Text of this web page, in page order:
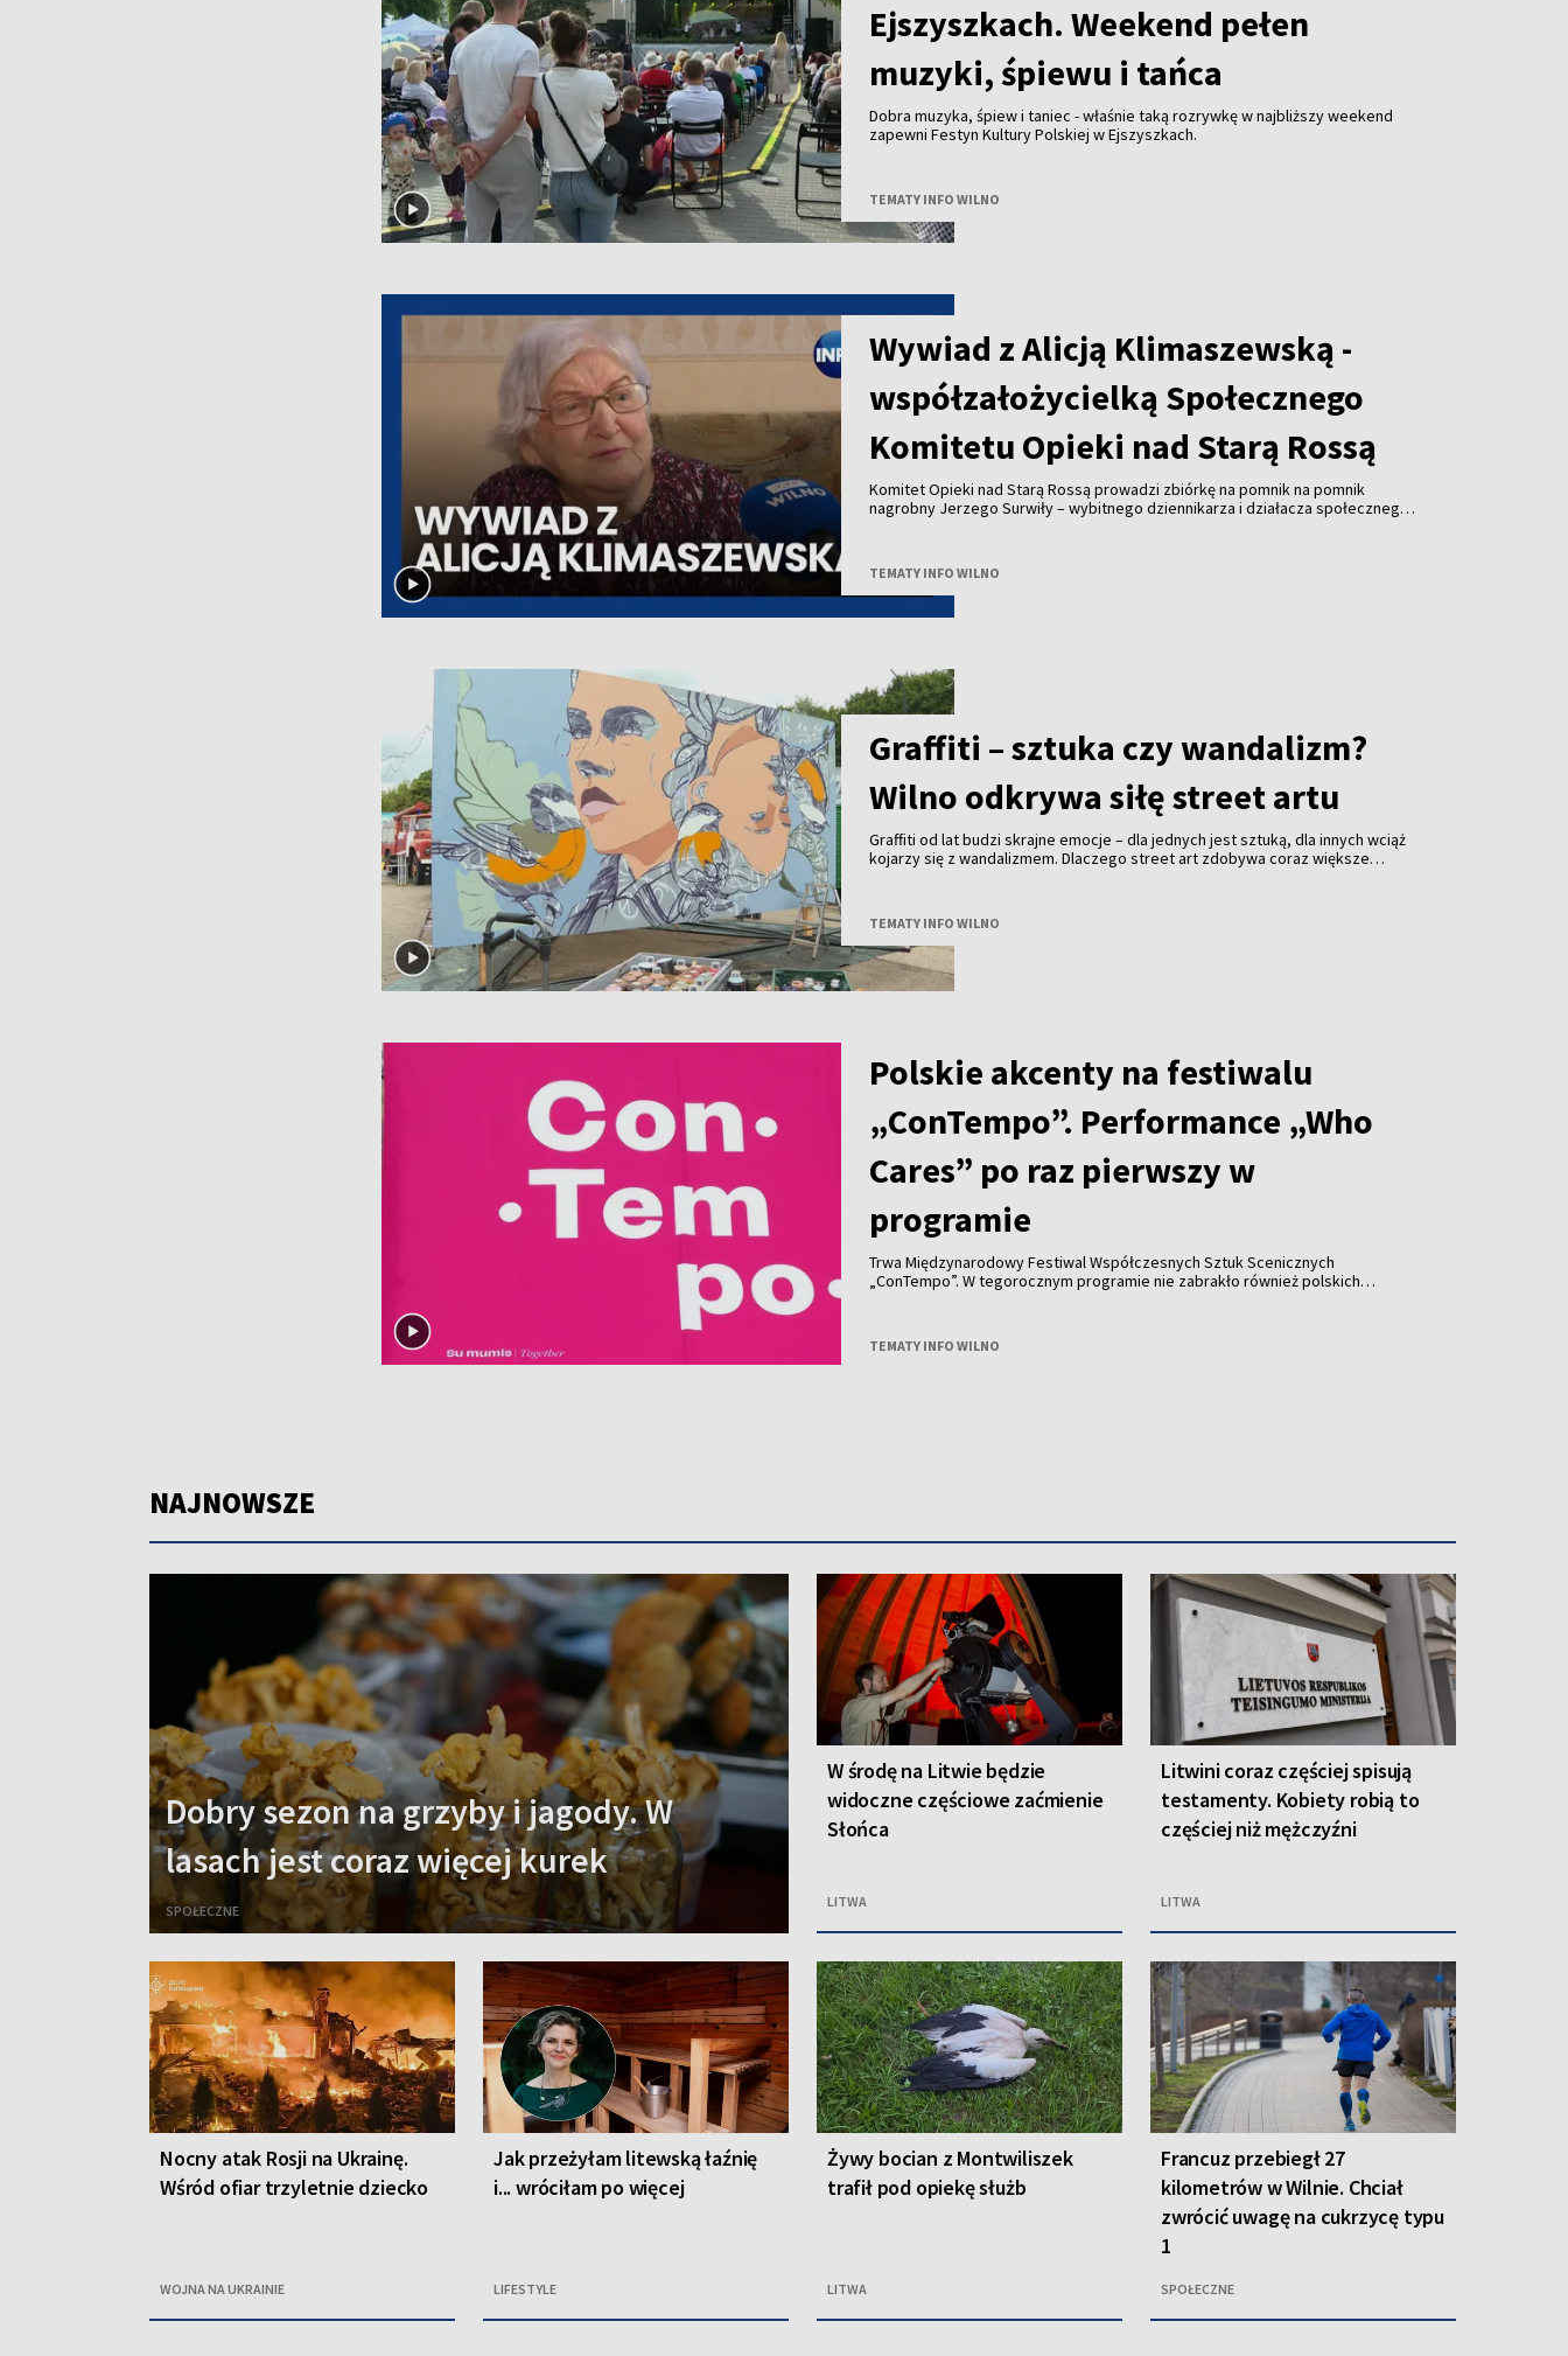
Ejszyszkach. Weekend pełen
muzyki, śpiewu i tańca
Dobra muzyka, śpiew i taniec - właśnie taką rozrywkę w najbliższy weekend
zapewni Festyn Kultury Polskiej w Ejszyszkach.
TEMATY INFO WILNO
Wywiad z Alicją Klimaszewską -
współzałożycielką Społecznego
Komitetu Opieki nad Starą Rossą
Komitet Opieki nad Starą Rossą prowadzi zbiórkę na pomnik na pomnik
nagrobny Jerzego Surwiły – wybitnego dziennikarza i działacza społecznego.
Opieki nad Starą Rossą i Cmentarzem Bernardyńskim, Polskiej Sekcji
Zesłańców przy Wileńskiej Wspólnocie Więźniów Politycznych i Zesłańców,
patronował budowie pomnika Adama Mickiewicza w Wilnie. Koszty realizacja
projektu to 25 tysięcy euro. Odsłonięcie inicjatorzy planują w listopadzie.
TEMATY INFO WILNO
Graffiti – sztuka czy wandalizm?
Wilno odkrywa siłę street artu
Graffiti od lat budzi skrajne emocje – dla jednych jest sztuką, dla innych wciąż
kojarzy się z wandalizmem. Dlaczego street art zdobywa coraz większe
TEMATY INFO WILNO
Polskie akcenty na festiwalu
„ConTempo”. Performance „Who
Cares” po raz pierwszy w
programie
Trwa Międzynarodowy Festiwal Współczesnych Sztuk Scenicznych
„ConTempo”. W tegorocznym programie nie zabrakło również polskich
„Who Cares”.
TEMATY INFO WILNO
NAJNOWSZE
Dobry sezon na grzyby i jagody. W
lasach jest coraz więcej kurek
SPOŁECZNE
W środę na Litwie będzie
widoczne częściowe zaćmienie
Słońca
LITWA
Litwini coraz częściej spisują
testamenty. Kobiety robią to
częściej niż mężczyźni
LITWA
Nocny atak Rosji na Ukrainę.
Wśród ofiar trzyletnie dziecko
WOJNA NA UKRAINIE
Jak przeżyłam litewską łaźnię
i... wróciłam po więcej
LIFESTYLE
Żywy bocian z Montwiliszek
trafił pod opiekę służb
LITWA
Francuz przebiegł 27
kilometrów w Wilnie. Chciał
zwrócić uwagę na cukrzycę typu
1
SPOŁECZNE